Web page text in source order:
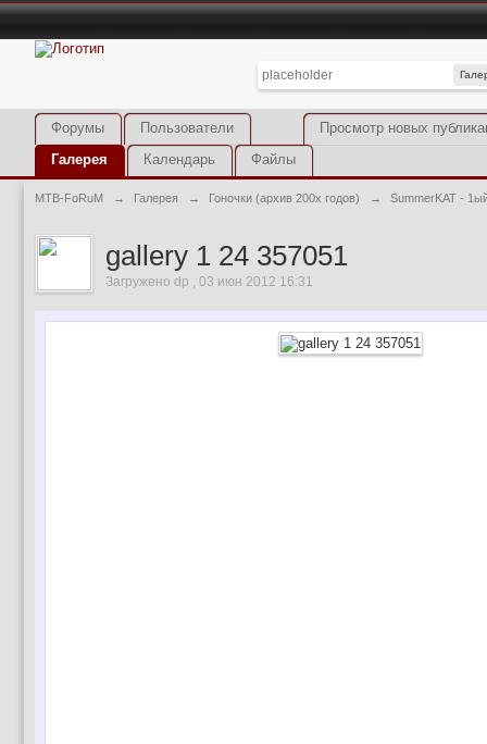
Просмотр новых
Форумы
Пользователи
Галерея
Календарь Файлы
MTB-FoRuM → Галерея → Гоночки (архив 200х годов) → SummerKAT -
gallery 1 24 357051
Загружено dp , 03 июн 2012 16:31